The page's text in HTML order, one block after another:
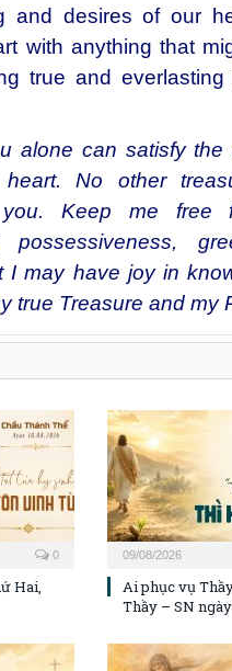
and desires of our
with anything that
true and everlasting
alone can satisfy the
No other
you. Keep me free
possessiveness,
I may have joy in
true Treasure and my
0
Hai,
09/08/2026
Ai phục vụ
Thầy – SN